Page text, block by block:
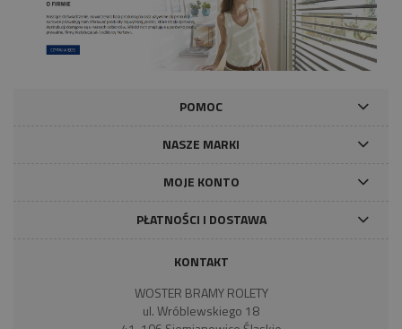
POMOC
NASZE MARKI
MOJE KONTO
PŁATNOŚCI I DOSTAWA
KONTAKT
WOSTER BRAMY ROLETY
ul. Wróblewskiego 18